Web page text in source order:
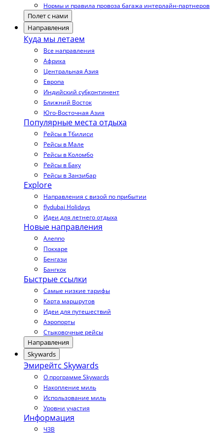
Нормы и правила провоза багажа интерлайн-партнеров
Полет с нами
Направления
Куда мы летаем
Все направления
Африка
Центральная Азия
Европа
Индийский субконтинент
Ближний Восток
Юго-Восточная Азия
Популярные места отдыха
Рейсы в Тбилиси
Рейсы в Мале
Рейсы в Коломбо
Рейсы в Баку
Рейсы в Занзибар
Explore
Направления с визой по прибытии
flydubai Holidays
Идеи для летнего отдыха
Новые направления
Алеппо
Покхаре
Бенгази
Бангкок
Быстрые ссылки
Самые низкие тарифы
Карта маршрутов
Идеи для путешествий
Аэропорты
Стыковочные рейсы
Направления
Skywards
Эмирейтс Skywards
О программе Skywards
Накопление миль
Использование миль
Уровни участия
Информация
ЧЗВ